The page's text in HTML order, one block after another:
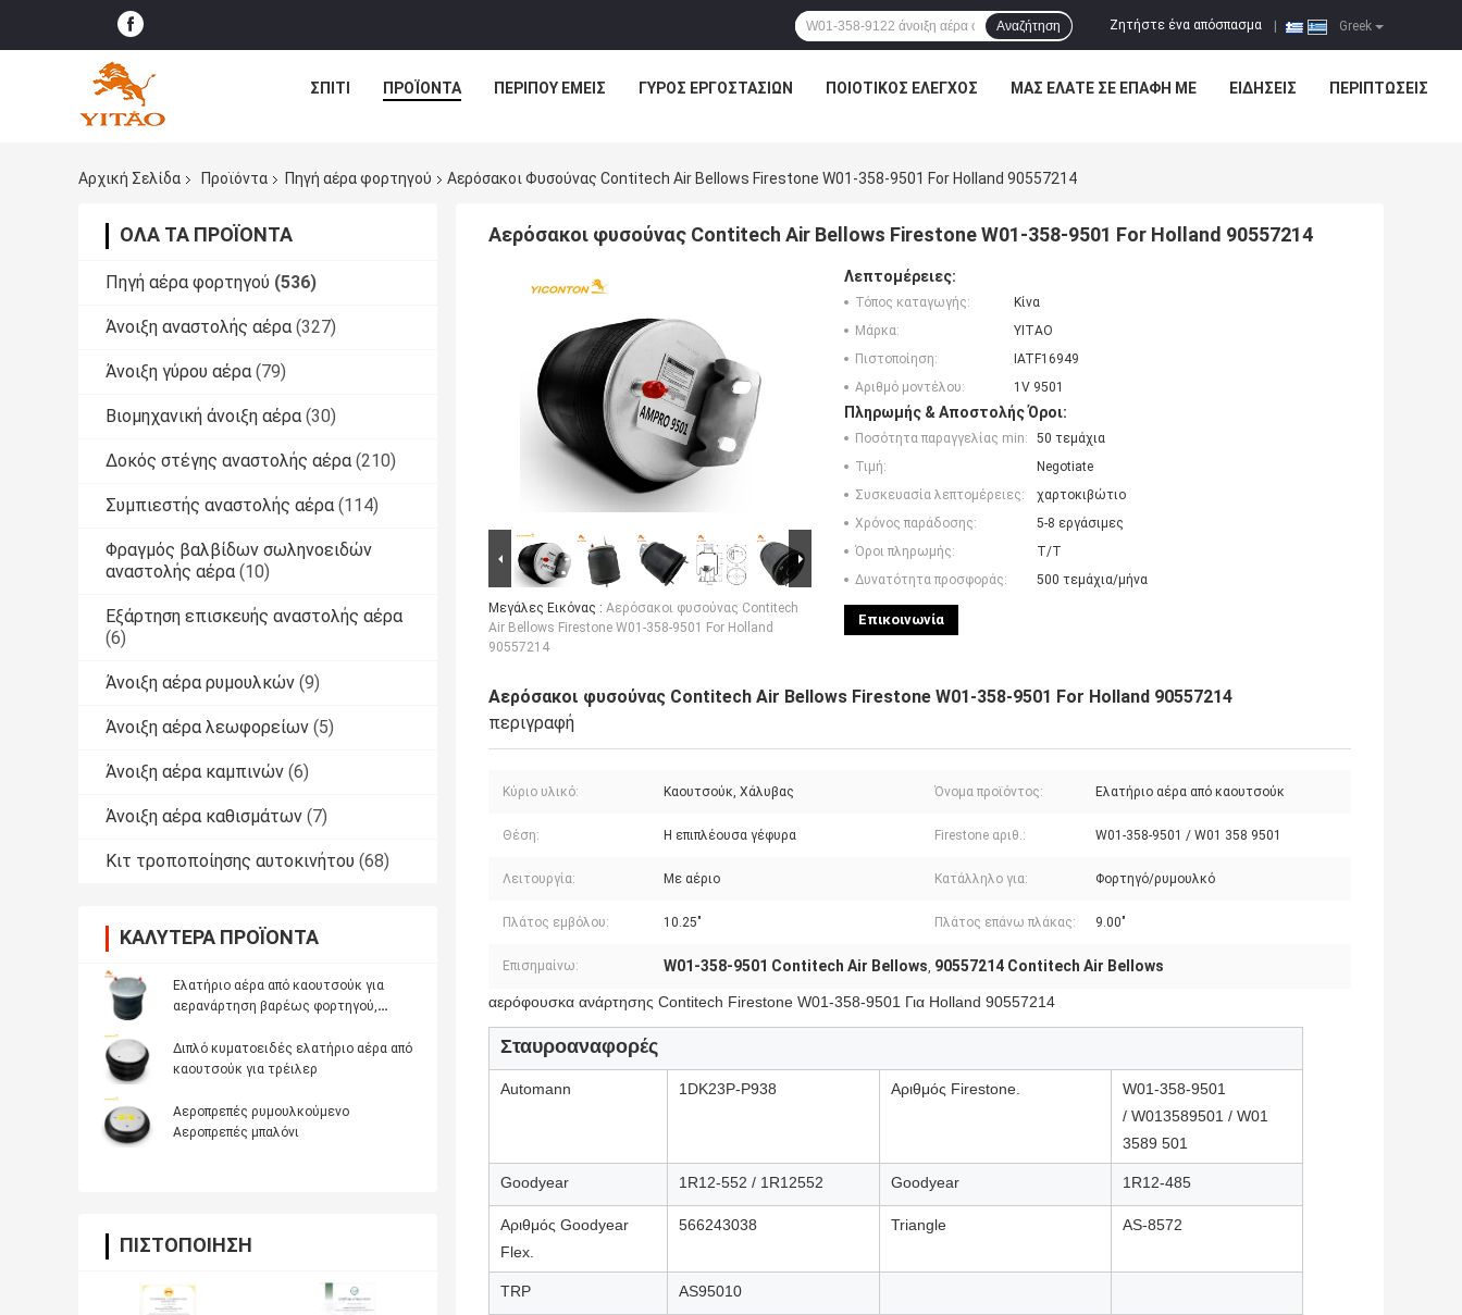
Greek
Ζητήστε ένα απόσπασμα
Αναζήτηση
ΣΠΊΤΙ ΠΡΟΪΌΝΤΑ ΠΕΡΊΠΟΥ ΕΜΕΊΣ ΓΎΡΟΣ ΕΡΓΟΣΤΑΣΊΩΝ ΠΟΙΟΤΙΚΌΣ ΈΛΕΓΧΟΣ ΜΑΣ ΕΛΆΤΕ ΣΕ ΕΠΑΦΉ ΜΕ ΕΙΔΉΣΕΙΣ ΠΕΡΙΠΤΏΣΕΙΣ
Αρχική Σελίδα Προϊόντα Πηγή αέρα φορτηγού Αερόσακοι Φυσούνας Contitech Air Bellows Firestone W01-358-9501 For Holland 90557214
ΌΛΑ ΤΑ ΠΡΟΪΌΝΤΑ
Πηγή αέρα φορτηγού (536)
Άνοιξη αναστολής αέρα (327)
Άνοιξη γύρου αέρα (79)
Βιομηχανική άνοιξη αέρα (30)
Δοκός στέγης αναστολής αέρα (210)
Συμπιεστής αναστολής αέρα (114)
Φραγμός βαλβίδων σωληνοειδών
αναστολής αέρα (10)
Εξάρτηση επισκευής αναστολής αέρα
(6)
Άνοιξη αέρα ρυμουλκών (9)
Άνοιξη αέρα λεωφορείων (5)
Άνοιξη αέρα καμπινών (6)
Άνοιξη αέρα καθισμάτων (7)
Κιτ τροποποίησης αυτοκινήτου (68)
ΚΑΛΎΤΕΡΑ ΠΡΟΪΌΝΤΑ
Ελατήριο αέρα από καουτσούκ για
αερανάρτηση βαρέως φορτηγού,
8050, Dayton 352-8050, AB Vovo
3130498
Διπλό κυματοειδές ελατήριο αέρα από
καουτσούκ για τρέιλερ
Αεροπρεπές ρυμουλκούμενο
Αεροπρεπές μπαλόνι
ΠΙΣΤΟΠΟΊΗΣΗ
Αερόσακοι φυσούνας Contitech Air Bellows Firestone W01-358-9501 For Holland 90557214
Μεγάλες Εικόνας : Αερόσακοι φυσούνας Contitech
Air Bellows Firestone W01-358-9501 For Holland
90557214
Λεπτομέρειες:
Τόπος καταγωγής:
Κίνα
Μάρκα:
YITAO
Πιστοποίηση:
IATF16949
Αριθμό μοντέλου:
1V 9501
Πληρωμής & Αποστολής Όροι:
Ποσότητα παραγγελίας min:
50 τεμάχια
Τιμή:
Negotiate
Συσκευασία λεπτομέρειες:
χαρτοκιβώτιο
Χρόνος παράδοσης:
5-8 εργάσιμες
Όροι πληρωμής:
T/T
Δυνατότητα προσφοράς:
500 τεμάχια/μήνα
Επικοινωνία
Αερόσακοι φυσούνας Contitech Air Bellows Firestone W01-358-9501 For Holland 90557214
περιγραφή
Κύριο υλικό: Καουτσούκ, Χάλυβας Όνομα προϊόντος: Ελατήριο αέρα από καουτσούκ
Θέση: Η επιπλέουσα γέφυρα Firestone αριθ.: W01-358-9501 / W01 358 9501
Λειτουργία: Με αέριο Κατάλληλο για: Φορτηγό/ρυμουλκό
Πλάτος εμβόλου: 10.25" Πλάτος επάνω πλάκας: 9.00"
Επισημαίνω: W01-358-9501 Contitech Air Bellows, 90557214 Contitech Air Bellows
αερόφουσκα ανάρτησης Contitech Firestone W01-358-9501 Για Holland 90557214
Σταυροαναφορές
Automann 1DK23P-P938 Αριθμός Firestone.
W01-358-9501
/ W013589501 / W01
3589 501
Goodyear 1R12-552 / 1R12552 Goodyear 1R12-485
Αριθμός Goodyear
Flex.
566243038 Triangle AS-8572
TRP AS95010